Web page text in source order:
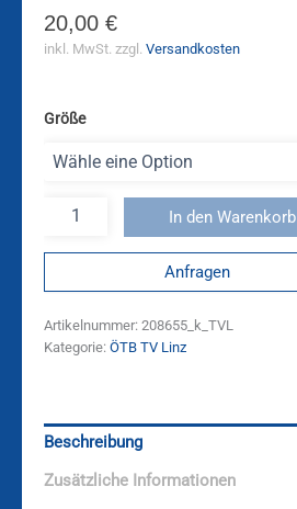
20,00 €
inkl. MwSt. zzgl. Versandkosten
Größe
In den Warenkorb
Anfragen
Artikelnummer: 208655_k_TVL
Kategorie: ÖTB TV Linz
Beschreibung
Zusätzliche Informationen